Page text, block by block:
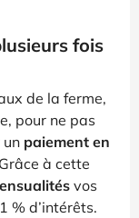
fois
de la ferme,
pour ne pas
un paiement en
à cette
vos
% d’intérêts.